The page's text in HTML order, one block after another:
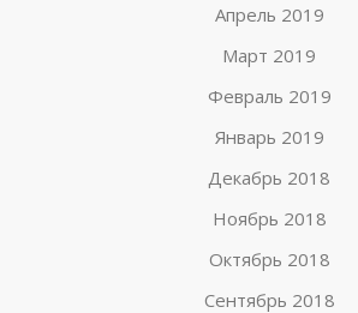
Апрель 2019
Март 2019
Февраль 2019
Январь 2019
Декабрь 2018
Ноябрь 2018
Октябрь 2018
Сентябрь 2018